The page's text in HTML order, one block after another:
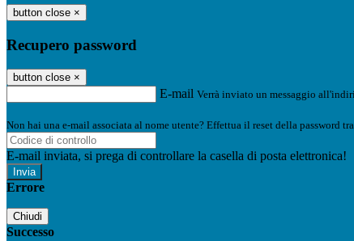
button close ×
Recupero password
button close ×
E-mail Verrà inviato un messaggio
Non hai una e-mail associata al nome utente? Effettua il reset della password
E-mail inviata, si prega di controllare la casella di posta elettronica!
Errore
Chiudi
Successo